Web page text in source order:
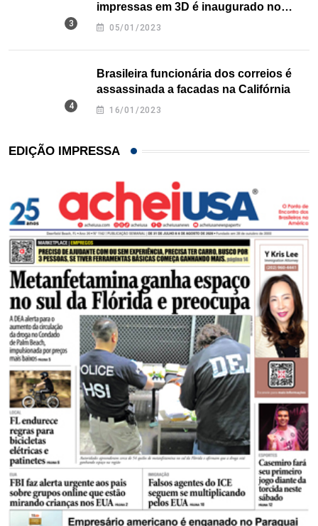
impressas em 3D é inaugurado no
Texas
05/01/2023
Brasileira funcionária dos correios é
assassinada a facadas na Califórnia
16/01/2023
EDIÇÃO IMPRESSA